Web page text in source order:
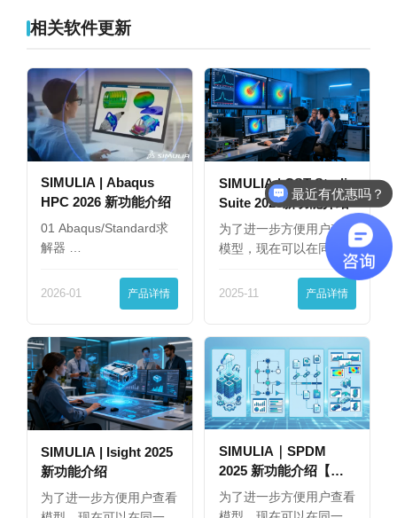
相关软件更新
SIMULIA | Abaqus
HPC 2026 新功能介绍
01 Abaqus/Standard求
解器 …
2026-01 产品详情
SIMULIA | CST Studio
Suite 2025新功能介绍
为了进一步方便用户查看
模型，现在可以在同一
2025-11 产品详情
SIMULIA | Isight 2025
新功能介绍
为了进一步方便用户查看
SIMULIA｜SPDM
2025 新功能介绍【下
篇】
为了进一步方便用户查看
最近有优惠吗？